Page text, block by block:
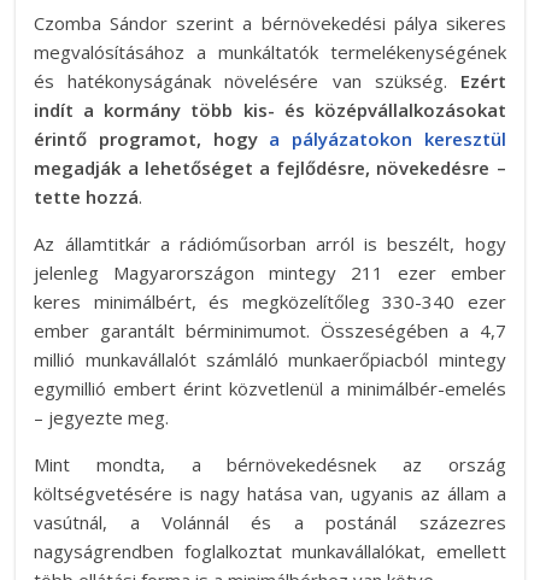
Czomba Sándor szerint a bérnövekedési pálya sikeres
megvalósításához a munkáltatók termelékenységének
és hatékonyságának növelésére van szükség. Ezért
indít a kormány több kis- és középvállalkozásokat
érintő programot, hogy a pályázatokon keresztül
megadják a lehetőséget a fejlődésre, növekedésre –
tette hozzá.
Az államtitkár a rádióműsorban arról is beszélt, hogy
jelenleg Magyarországon mintegy 211 ezer ember
keres minimálbért, és megközelítőleg 330-340 ezer
ember garantált bérminimumot. Összeségében a 4,7
millió munkavállalót számláló munkaerőpiacból mintegy
egymillió embert érint közvetlenül a minimálbér-emelés
– jegyezte meg.
Mint mondta, a bérnövekedésnek az ország
költségvetésére is nagy hatása van, ugyanis az állam a
vasútnál, a Volánnál és a postánál százezres
nagyságrendben foglalkoztat munkavállalókat, emellett